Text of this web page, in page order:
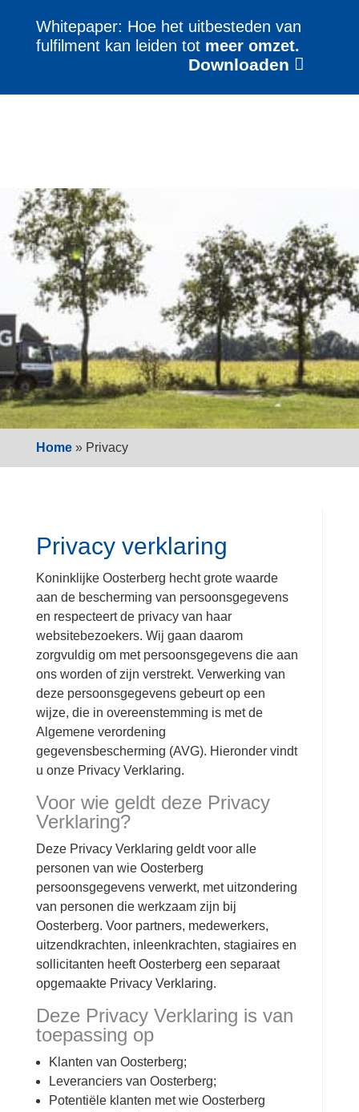
Whitepaper: Hoe het uitbesteden van
fulfilment kan leiden tot meer omzet.
Downloaden
Home» Privacy
Privacy verklaring
Koninklijke Oosterberg hecht grote waarde
aan de bescherming van persoonsgegevens
en respecteert de privacy van haar
websitebezoekers. Wij gaan daarom
zorgvuldig om met persoonsgegevens die aan
ons worden of zijn verstrekt. Verwerking van
deze persoonsgegevens gebeurt op een
wijze, die in overeenstemming is met de
Algemene verordening
gegevensbescherming (AVG). Hieronder vindt
u onze Privacy Verklaring.
Voor wie geldt deze Privacy
Verklaring?
Deze Privacy Verklaring geldt voor alle
personen van wie Oosterberg
persoonsgegevens verwerkt, met uitzondering
van personen die werkzaam zijn bij
Oosterberg. Voor partners, medewerkers,
uitzendkrachten, inleenkrachten, stagiaires en
sollicitanten heeft Oosterberg een separaat
opgemaakte Privacy Verklaring.
Deze Privacy Verklaring is van
toepassing op
Klanten van Oosterberg;
Leveranciers van Oosterberg;
Potentiële klanten met wie Oosterberg